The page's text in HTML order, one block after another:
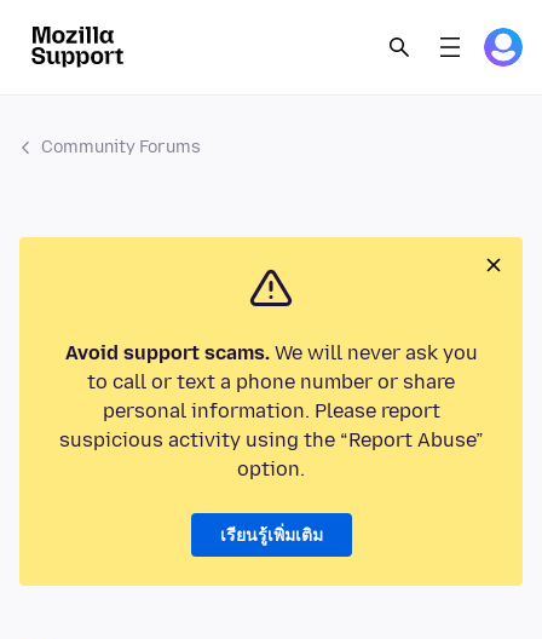
Community Forums
Avoid support scams.We will never ask you
to call or text a phone number or share
personal information. Please report
suspicious activity using the “Report Abuse”
option.
เรียนรู้เพิ่มเติม